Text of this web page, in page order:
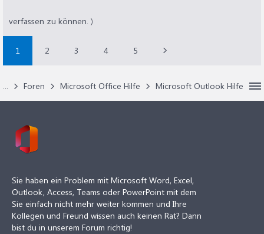
verfassen zu können. )
1 2 3 4 5
... Foren Microsoft Office Hilfe Microsoft Outlook Hilfe
Sie haben ein Problem mit Microsoft Word, Excel,
Outlook, Access, Teams oder PowerPoint mit dem
Sie einfach nicht mehr weiter kommen und Ihre
Kollegen und Freund wissen auch keinen Rat? Dann
bist du in unserem Forum richtig!